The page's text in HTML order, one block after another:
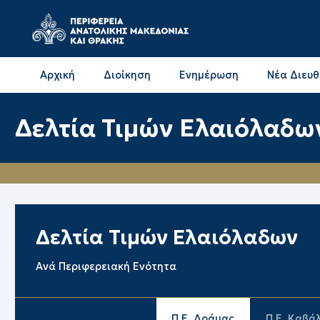
Αρχική Διοίκηση Ενημέρωση Νέα
Δελτία Τιμών
Δελτία Τιμών Ελαιόλαδων
Ανά Περιφερειακή Ενότητα